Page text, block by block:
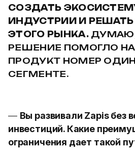
СОЗДАТЬ
ИНДУСТРИИ И
ЭТОГО РЫНКА.
РЕШЕНИЕ ПОМОГЛО
ПРОДУКТ НОМЕР
СЕГМЕНТЕ.
— Вы развивали Zapis без
инвестиций. Какие
ограничения дает такой